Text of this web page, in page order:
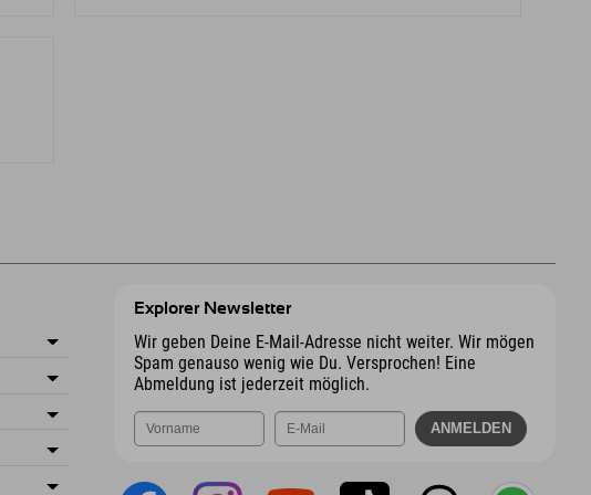
Explorer Newsletter
Wir geben Deine E-Mail-Adresse nicht weiter. Wir mögen
Spam genauso wenig wie Du. Versprochen! Eine
Abmeldung ist jederzeit möglich.